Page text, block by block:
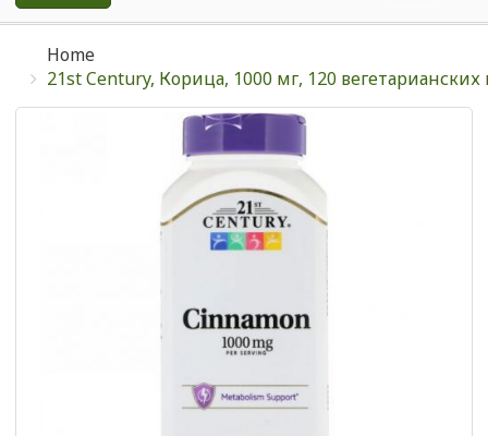
Home
21st Century, Корица, 1000 мг, 120 вегетарианских